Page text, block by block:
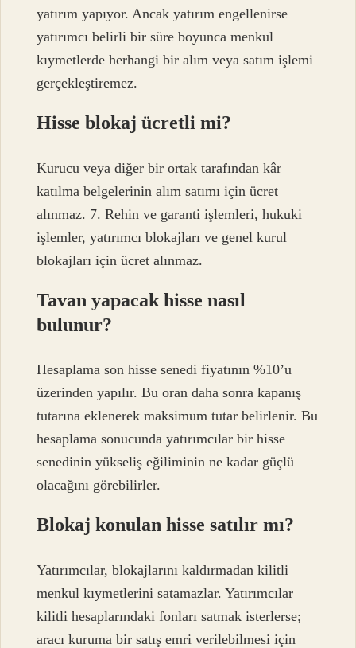
yatırım yapıyor. Ancak yatırım engellenirse
yatırımcı belirli bir süre boyunca menkul
kıymetlerde herhangi bir alım veya satım işlemi
gerçekleştiremez.
Hisse blokaj ücretli mi?
Kurucu veya diğer bir ortak tarafından kâr
katılma belgelerinin alım satımı için ücret
alınmaz. 7. Rehin ve garanti işlemleri, hukuki
işlemler, yatırımcı blokajları ve genel kurul
blokajları için ücret alınmaz.
Tavan yapacak hisse nasıl
bulunur?
Hesaplama son hisse senedi fiyatının %10’u
üzerinden yapılır. Bu oran daha sonra kapanış
tutarına eklenerek maksimum tutar belirlenir. Bu
hesaplama sonucunda yatırımcılar bir hisse
senedinin yükseliş eğiliminin ne kadar güçlü
olacağını görebilirler.
Blokaj konulan hisse satılır mı?
Yatırımcılar, blokajlarını kaldırmadan kilitli
menkul kıymetlerini satamazlar. Yatırımcılar
kilitli hesaplarındaki fonları satmak isterlerse;
aracı kuruma bir satış emri verilebilmesi için